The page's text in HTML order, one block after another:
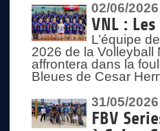
02/06/2026
VNL :
L’équipe
2026 de la
affrontera dans la
Bleues de Cesar
31/05/2026
FBV